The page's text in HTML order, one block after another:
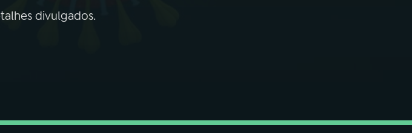
divulgados.